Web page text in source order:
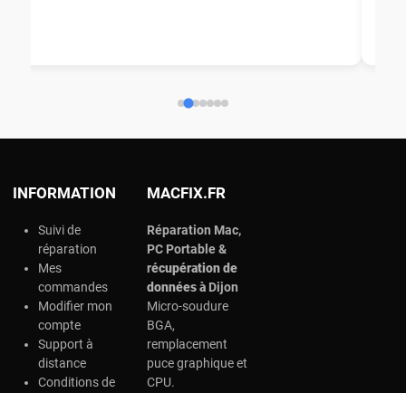
INFORMATION
Suivi de
réparation
Mes
commandes
Modifier mon
compte
Support à
distance
Conditions de
MACFIX.FR
Réparation Mac,
PC Portable &
récupération de
données àDijon
Micro-soudure
BGA,
remplacement
puce graphique et
CPU.